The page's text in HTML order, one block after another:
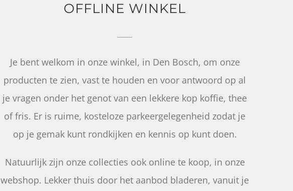
OFFLINE WINKEL
Je bent welkom in onze winkel, in Den Bosch, om onze
producten te zien, vast te houden en voor antwoord op al
je vragen onder het genot van een lekkere kop koffie, thee
of fris. Er is ruime, kosteloze parkeergelegenheid zodat je
op je gemak kunt rondkijken en kennis op kunt doen.
Natuurlijk zijn onze collecties ook online te koop, in onze
webshop. Lekker thuis door het aanbod bladeren, vanuit je